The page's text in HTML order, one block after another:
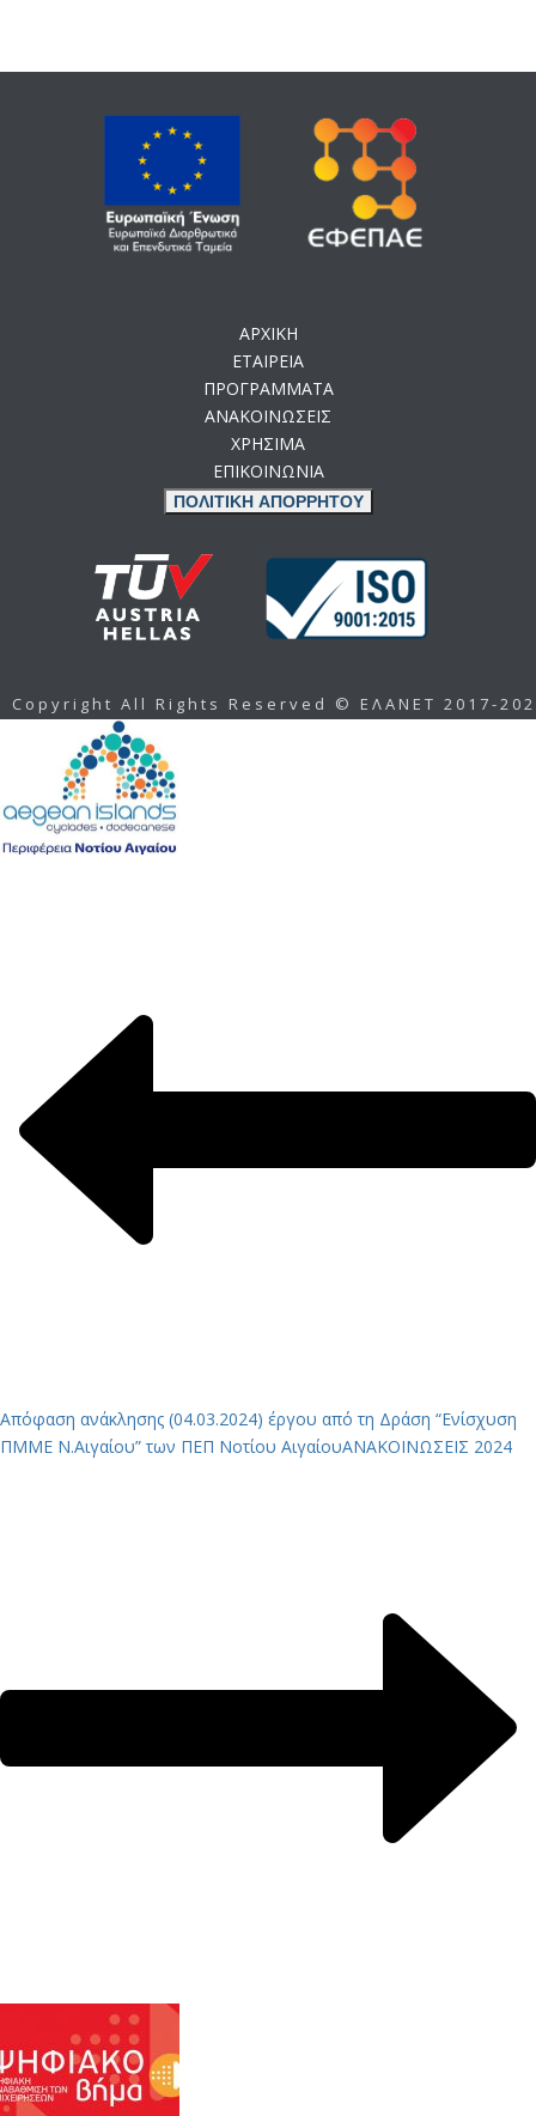
ΑΡΧΙΚΗ
ΕΤΑΙΡΕΙΑ
ΠΡΟΓΡΑΜΜΑΤΑ
ΑΝΑΚΟΙΝΩΣΕΙΣ
ΧΡΗΣΙΜΑ
ΕΠΙΚΟΙΝΩΝΙΑ
ΠΟΛΙΤΙΚΗ ΑΠΟΡΡΗΤΟΥ
Copyright All Rights Reserved © ΕΛΑΝΕΤ 2017-
Απόφαση ανάκλησης (04.03.2024) έργου από τη Δράση “Ενίσχυση
ΠΜΜΕ Ν.Αιγαίου” των ΠΕΠ Νοτίου ΑιγαίουΑΝΑΚΟΙΝΩΣΕΙΣ 2024